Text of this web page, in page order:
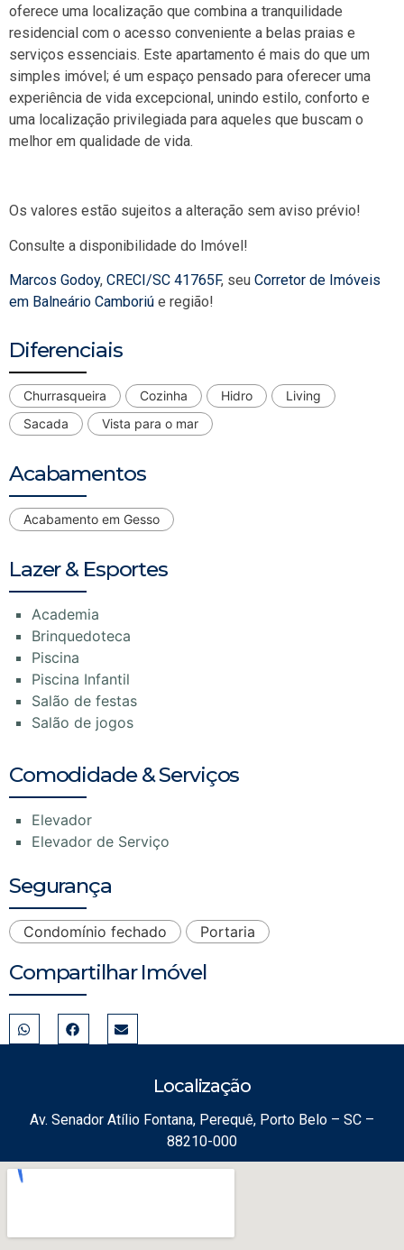
oferece uma localização que combina a tranquilidade
residencial com o acesso conveniente a belas praias e
serviços essenciais. Este apartamento é mais do que um
simples imóvel; é um espaço pensado para oferecer uma
experiência de vida excepcional, unindo estilo, conforto e
uma localização privilegiada para aqueles que buscam o
melhor em qualidade de vida.
Os valores estão sujeitos a alteração sem aviso prévio!
Consulte a disponibilidade do Imóvel!
Marcos Godoy, CRECI/SC 41765F, seu Corretor de Imóveis
em Balneário Camboriú e região!
Diferenciais
Churrasqueira Cozinha Hidro
Living
Sacada
Vista para o mar
Acabamentos
Acabamento em Gesso
Lazer & Esportes
Academia
Brinquedoteca
Piscina
Piscina Infantil
Salão de festas
Salão de jogos
Comodidade & Serviços
Elevador
Elevador de Serviço
Segurança
Condomínio fechado Portaria
Compartilhar Imóvel
Localização
Av. Senador Atílio Fontana, Perequê, Porto Belo – SC –
88210-000